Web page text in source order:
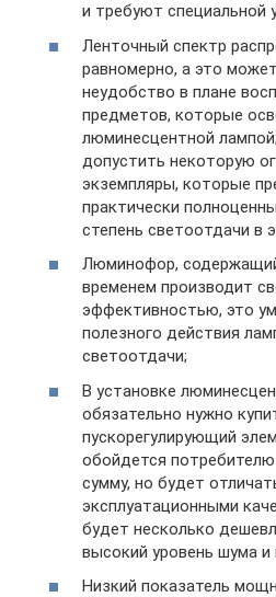
и требуют специальной
Ленточный спектр
равномерно, а это
неудобство в плане
предметов, которые
люминесцентной
допустить некоторую
экземпляры, которые
практически
степень светоотдачи в
Люминофор,
временем производит
эффективностью, это
полезного действия
светоотдачи;
В установке
обязательно нужно
пускорегулирующий
обойдется
сумму, но будет
эксплуатационными
будет несколько
высокий уровень шума
Низкий показатель